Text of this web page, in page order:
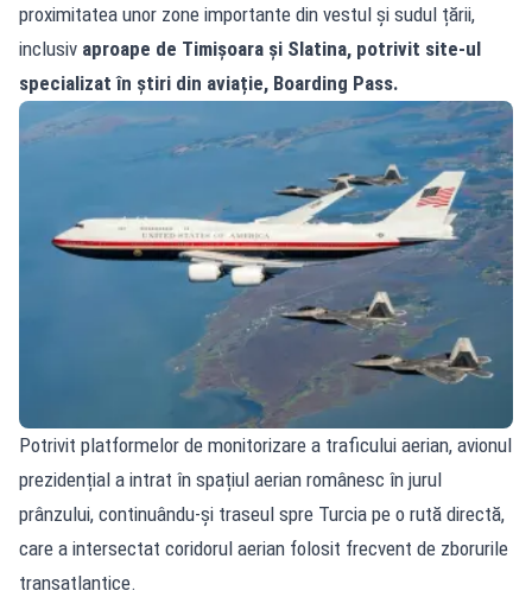
proximitatea unor zone importante din vestul și sudul țării,
inclusiv aproape de Timișoara și Slatina, potrivit site-ul
specializat în știri din aviație, Boarding Pass.
Potrivit platformelor de monitorizare a traficului aerian, avionul
prezidențial a intrat în spațiul aerian românesc în jurul
prânzului, continuându‑și traseul spre Turcia pe o rută directă,
care a intersectat coridorul aerian folosit frecvent de zborurile
transatlantice.